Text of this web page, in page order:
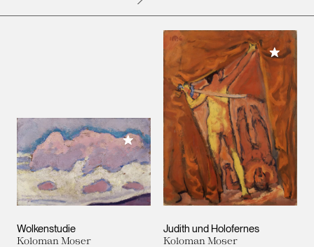
Wolkenstudie
Koloman Moser
Meiner Sammlung hinzufügen
Judith und Holofernes
Koloman Moser
Meiner